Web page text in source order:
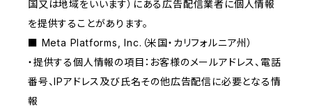
国又は地域をいいます）にある広告配信業者に個人情報
を提供することがあります。
■ Meta Platforms, Inc.（米国・カリフォルニア州）
・提供する個人情報の項目：お客様のメールアドレス、電話
番号、IPアドレス及び氏名その他広告配信に必要となる情
報